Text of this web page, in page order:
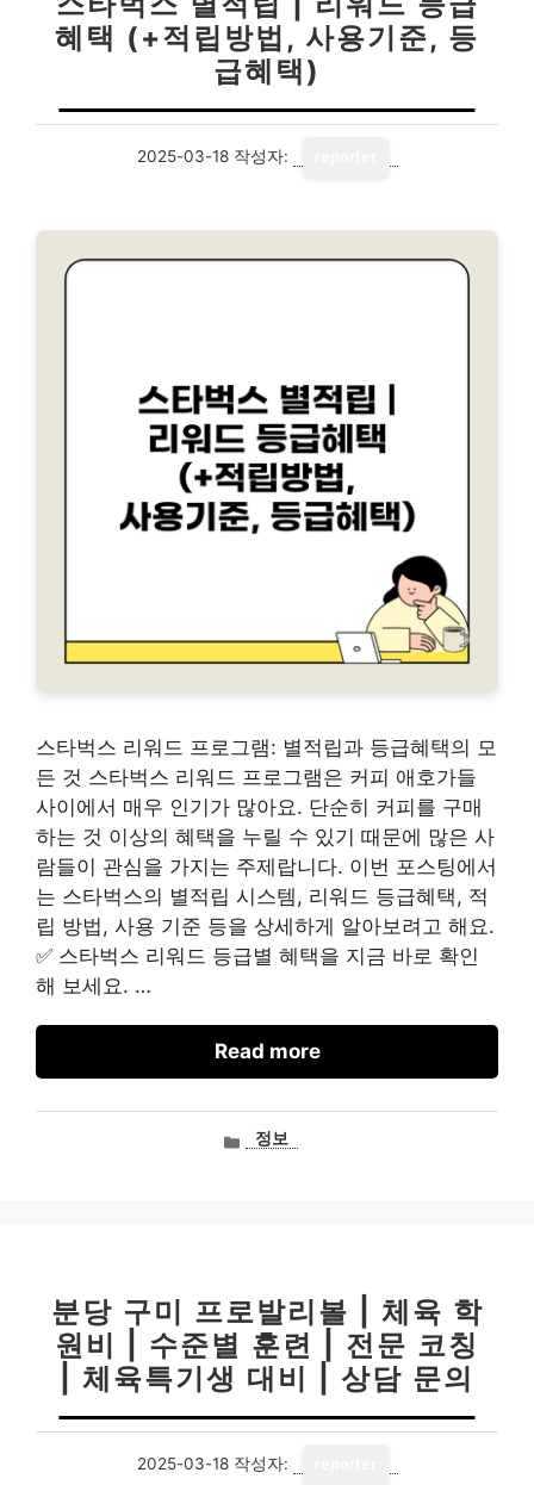
혜택 (+적립방법, 사용기준, 등
급혜택)
2025-03-18 작성자:
스타벅스 리워드 프로그램: 별적립과 등급혜택의 모
든 것 스타벅스 리워드 프로그램은 커피 애호가들
사이에서 매우 인기가 많아요. 단순히 커피를 구매
하는 것 이상의 혜택을 누릴 수 있기 때문에 많은 사
람들이 관심을 가지는 주제랍니다. 이번 포스팅에서
는 스타벅스의 별적립 시스템, 리워드 등급혜택, 적
립 방법, 사용 기준 등을 상세하게 알아보려고 해요.
✅ 스타벅스 리워드 등급별 혜택을 지금 바로 확인
해 보세요. …
Read more
카정보
분당 구미 프로발리볼 | 체육 학
원비 | 수준별 훈련 | 전문 코칭
| 체육특기생 대비 | 상담 문의
2025-03-18 작성자: